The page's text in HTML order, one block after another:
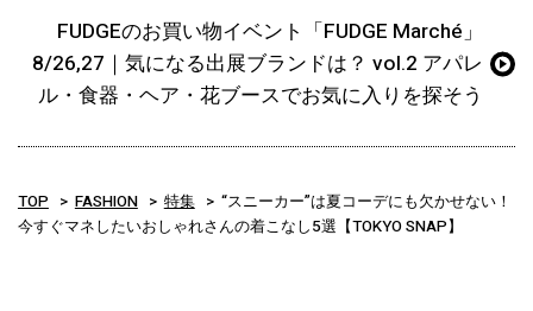
FUDGEのお買い物イベント「FUDGE Marché」
8/26,27｜気になる出展ブランドは？ vol.2 アパレ
ル・食器・ヘア・花ブースでお気に入りを探そう
TOP FASHION 特集
“スニーカー”は夏コーデにも欠かせない！
今すぐマネしたいおしゃれさんの着こなし5選【TOKYO SNAP】